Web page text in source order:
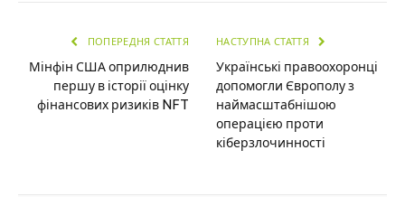
ПОПЕРЕДНЯ СТАТТЯ
Мінфін США оприлюднив
першу в історії оцінку
фінансових ризиків NFT
НАСТУПНА СТАТТЯ
Українські правоохоронці
допомогли Європолу з
наймасштабнішою
операцією проти
кіберзлочинності